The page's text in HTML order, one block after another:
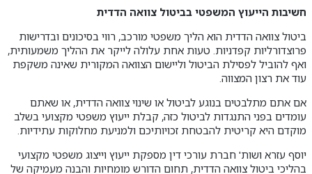
חשיבות הייעוץ המשפטי בביטול צוואה הדדית
ביטול צוואה הדדית הוא הליך משפטי מורכב, רווי בסיכונים ובדרישות
פרוצדורליות קפדניות. טעות אחת עלולה לייקר את ההליך משמעותית,
ואף להוביל לפסילת הביטול וליישום הצוואה המקורית שאינה משקפת
עוד את רצון המצווה.
אם אתם מתלבטים בנוגע לביטול או שינוי צוואה הדדית, או שאתם
עומדים בפני התנגדות לביטול כזה, קבלת ייעוץ משפטי מקצועי בשלב
מוקדם היא קריטית להבטחת זכויותיכם ולמניעת מחלוקות עתידיות.
יוסף עזרא ושות' חברת עורכי דין מספקת ייעוץ וייצוג משפטי מקצועי
בהליכי ביטול צוואה הדדית, תחום הדורש מומחיות והבנה מעמיקה של